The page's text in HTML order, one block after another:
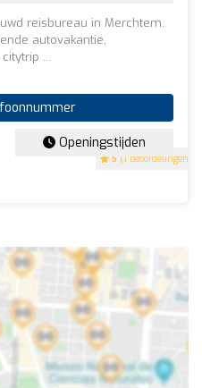
5 (1 beoordelingen)
reisbureau in Merchtem.
autovakantie,
...
Openingstijden